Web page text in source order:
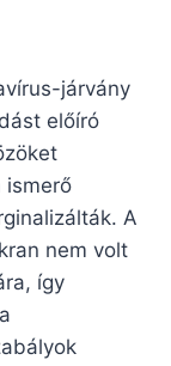
járvány
előíró
ismerő
A
nem volt
így